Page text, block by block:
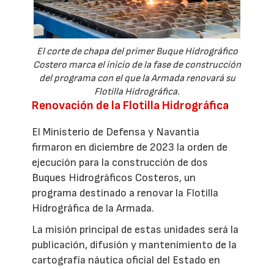
El corte de chapa del primer Buque Hidrográfico
Costero marca el inicio de la fase de construcción
del programa con el que la Armada renovará su
Flotilla Hidrográfica.
Renovación de la Flotilla Hidrográfica
El Ministerio de Defensa y Navantia
firmaron en diciembre de 2023 la orden de
ejecución para la construcción de dos
Buques Hidrográficos Costeros, un
programa destinado a renovar la Flotilla
Hidrográfica de la Armada.
La misión principal de estas unidades será la
publicación, difusión y mantenimiento de la
cartografía náutica oficial del Estado en